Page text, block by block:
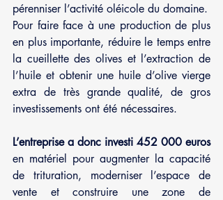
pérenniser l’activité oléicole du domaine.
Pour faire face à une production de plus
en plus importante, réduire le temps entre
la cueillette des olives et l’extraction de
l’huile et obtenir une huile d’olive vierge
extra de très grande qualité, de gros
investissements ont été nécessaires.
L’entreprise a donc investi 452 000 euros
en matériel pour augmenter la capacité
de trituration, moderniser l’espace de
vente et construire une zone de